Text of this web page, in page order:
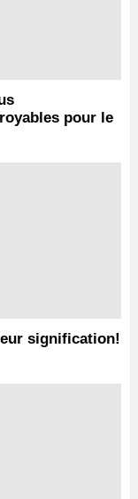
pour le
signification!